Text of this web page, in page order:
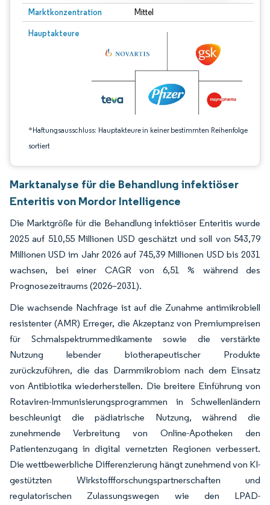
Marktkonzentration Mittel
Hauptakteure
*Haftungsausschluss: Hauptakteure in keiner bestimmten Reihenfolge
sortiert
Bild © Mordor Intelligence. Wiederverwendung erfordert Namensnennung
Marktanalyse für die Behandlung infektiöser
Enteritis von Mordor Intelligence
Die Marktgröße für die Behandlung infektiöser Enteritis wurde
2025 auf 510,55 Millionen USD geschätzt und soll von 543,79
Millionen USD im Jahr 2026 auf 745,39 Millionen USD bis 2031
wachsen, bei einer CAGR von 6,51 % während des
Prognosezeitraums (2026–2031).
Die wachsende Nachfrage ist auf die Zunahme antimikrobiell
resistenter (AMR) Erreger, die Akzeptanz von Premiumpreisen
für Schmalspektrummedikamente sowie die verstärkte
Nutzung lebender biotherapeutischer Produkte
zurückzuführen, die das Darmmikrobiom nach dem Einsatz
von Antibiotika wiederherstellen. Die breitere Einführung von
Rotaviren-Immunisierungsprogrammen in Schwellenländern
beschleunigt die pädiatrische Nutzung, während die
zunehmende Verbreitung von Online-Apotheken den
Patientenzugang in digital vernetzten Regionen verbessert.
Die wettbewerbliche Differenzierung hängt zunehmend von KI-
gestützten Wirkstoffforschungspartnerschaften und
regulatorischen Zulassungswegen wie den LPAD-